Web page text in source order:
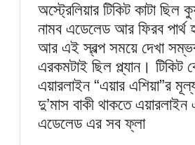
অস্ট্রেলিয়ার টিকিট কাটা ছিল
নামব এডেলেড আর ফিরব
আর এই স্বল্প সময়ে দেখা
এরকমটাই ছিল প্ল্যান। টিকিট
এয়ারলাইন “এয়ার এশিয়া”র
দু’মাস বাকী থাকতে
এডেলেড এর সব ফ্লা